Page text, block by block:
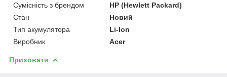
Сумісність з брендом
HP (Hewlett Packard)
Стан
Новий
Тип акумулятора
Li-Ion
Виробник
Acer
Приховати